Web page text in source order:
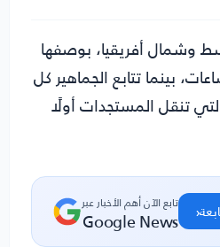
وشمال أفريقيا، بوصفها
بينما تتابع الجماهير كل
تنقل المستجدات أولًا
تابع الآن أهم الأخبار عبر
Google News ‹